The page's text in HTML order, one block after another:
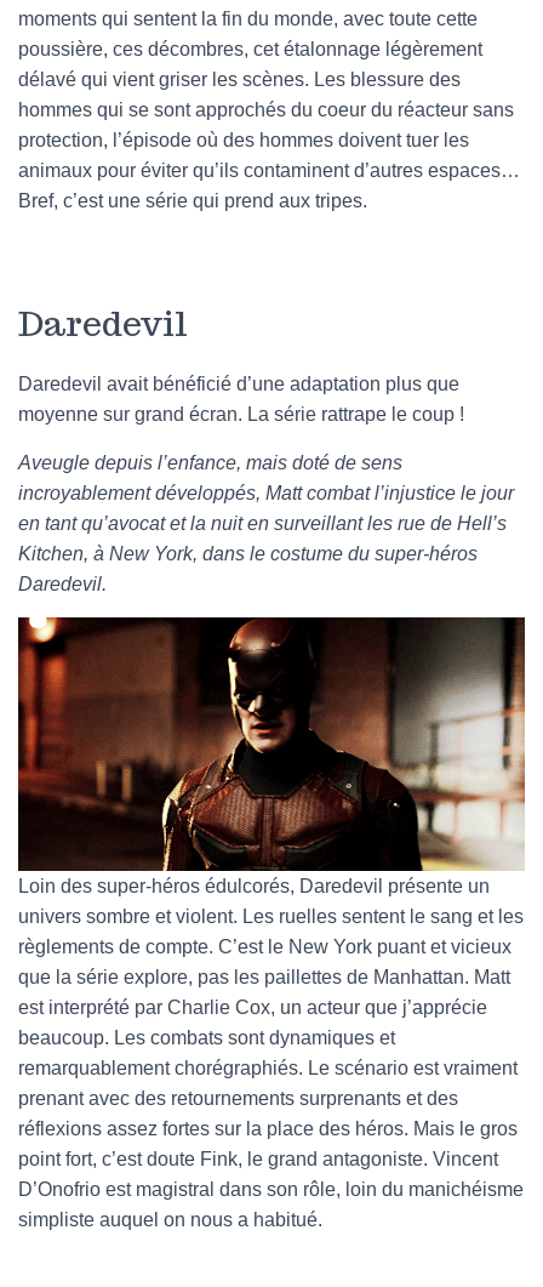
moments qui sentent la fin du monde, avec toute cette
poussière, ces décombres, cet étalonnage légèrement
délavé qui vient griser les scènes. Les blessure des
hommes qui se sont approchés du coeur du réacteur sans
protection, l’épisode où des hommes doivent tuer les
animaux pour éviter qu’ils contaminent d’autres espaces…
Bref, c’est une série qui prend aux tripes.
Daredevil
Daredevil avait bénéficié d’une adaptation plus que
moyenne sur grand écran. La série rattrape le coup !
Aveugle depuis l’enfance, mais doté de sens
incroyablement développés, Matt combat l’injustice le jour
en tant qu’avocat et la nuit en surveillant les rue de Hell’s
Kitchen, à New York, dans le costume du super-héros
Daredevil.
Loin des super-héros édulcorés, Daredevil présente un
univers sombre et violent. Les ruelles sentent le sang et les
règlements de compte. C’est le New York puant et vicieux
que la série explore, pas les paillettes de Manhattan. Matt
est interprété par Charlie Cox, un acteur que j’apprécie
beaucoup. Les combats sont dynamiques et
remarquablement chorégraphiés. Le scénario est vraiment
prenant avec des retournements surprenants et des
réflexions assez fortes sur la place des héros. Mais le gros
point fort, c’est doute Fink, le grand antagoniste. Vincent
D’Onofrio est magistral dans son rôle, loin du manichéisme
simpliste auquel on nous a habitué.